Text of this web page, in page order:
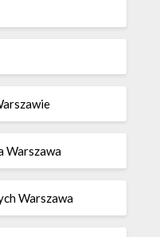
Warszawa
Warszawa